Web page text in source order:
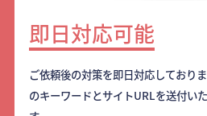
即日対応可能
ご依頼後の対策を即日対応しており
のキーワードとサイトURLを送付い